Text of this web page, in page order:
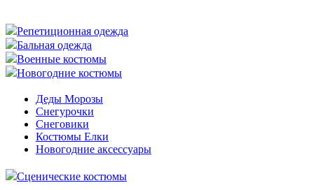
Репетиционная одежда
Бальная одежда
Военные костюмы
Новогодние костюмы
Деды Морозы
Снегурочки
Снеговики
Костюмы Елки
Новогодние аксессуары
Сценические костюмы